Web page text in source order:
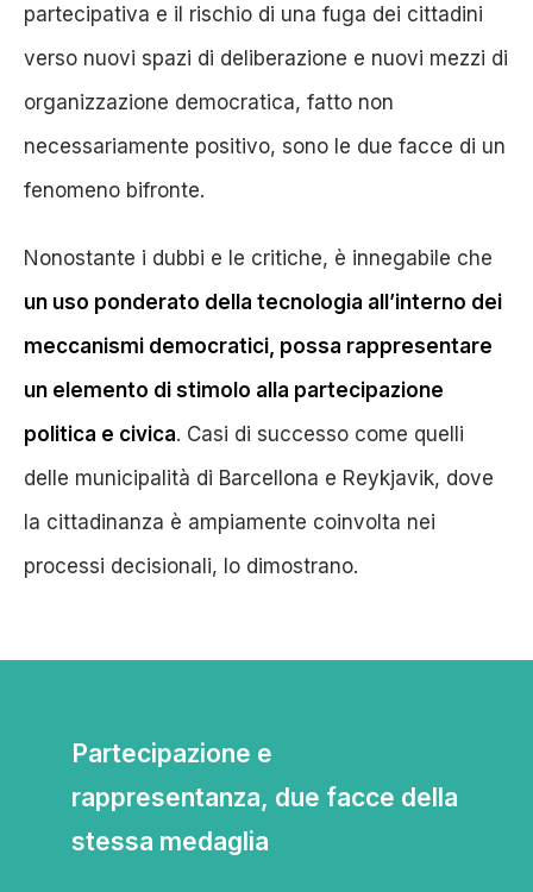
partecipativa e il rischio di una fuga dei cittadini
verso nuovi spazi di deliberazione e nuovi mezzi di
organizzazione democratica, fatto non
necessariamente positivo, sono le due facce di un
fenomeno bifronte.
Nonostante i dubbi e le critiche, è innegabile che
un uso ponderato della tecnologia all’interno dei
meccanismi democratici, possa rappresentare
un elemento di stimolo alla partecipazione
politica e civica. Casi di successo come quelli
delle municipalità di Barcellona e Reykjavik, dove
la cittadinanza è ampiamente coinvolta nei
processi decisionali, lo dimostrano.
Partecipazione e
rappresentanza, due facce della
stessa medaglia